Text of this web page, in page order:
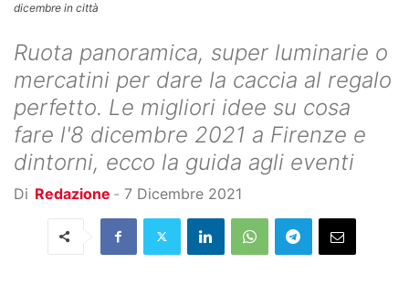
dicembre in città
Ruota panoramica, super luminarie o
mercatini per dare la caccia al regalo
perfetto. Le migliori idee su cosa
fare l'8 dicembre 2021 a Firenze e
dintorni, ecco la guida agli eventi
Di Redazione - 7 Dicembre 2021